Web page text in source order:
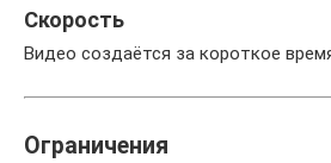
Скорость
Видео создаётся за короткое
Ограничения